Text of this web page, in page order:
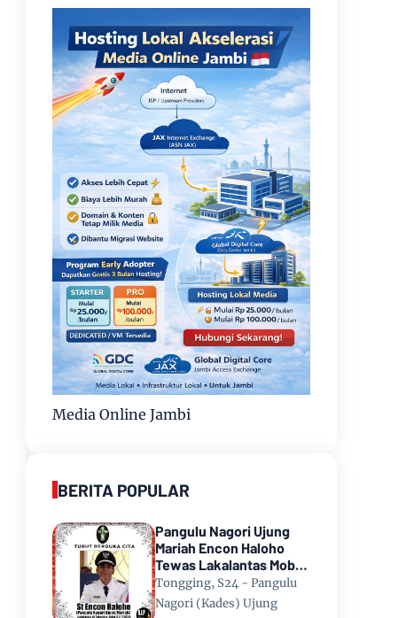
Media Online Jambi
BERITA POPULAR
Pangulu Nagori Ujung
Mariah Encon Haloho
Tewas Lakalantas Mobil
Terjun ke Danau Toba di
Tongging
Tongging, S24 - Pangulu
Nagori (Kades) Ujung